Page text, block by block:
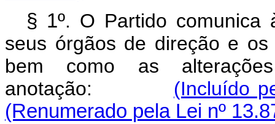
§ 1º. O Partido comunica
seus órgãos de direção e
bem como as
anotação: (Incluído
(Renumerado pela Lei nº